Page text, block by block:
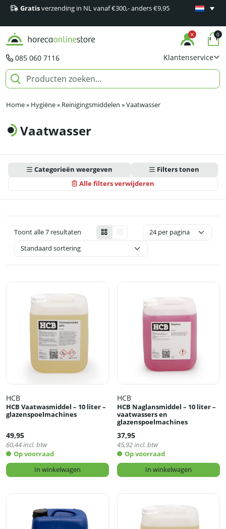
Gratisverzending in NL vanaf €300,- anders €9,95
Minimaal
085 060 7116 Klantenservice
0
Home» Hygiëne» Reinigingsmiddelen »Vaatwasser
Vaatwasser
Categorieën weergeven
Alle filters verwijderen
Filters tonen
Toont alle 7 resultaten
HCB
HCB Vaatwasmiddel – 10 liter –
glazenspoelmachines
49,95
60,44incl. btw
Op voorraad
In winkelwagen
HCB
HCB Naglansmiddel – 10 liter –
vaatwassers en
glazenspoelmachines
37,95
45,92incl. btw
Op voorraad
In winkelwagen